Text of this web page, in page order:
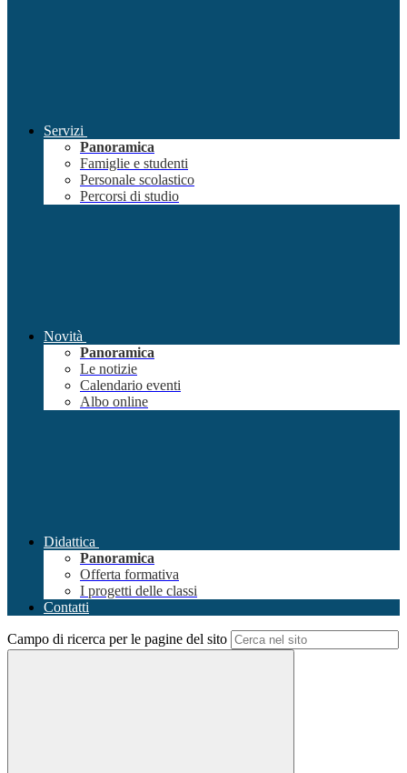
Servizi
Panoramica
Famiglie e studenti
Personale scolastico
Percorsi di studio
Novità
Panoramica
Le notizie
Calendario eventi
Albo online
Didattica
Panoramica
Offerta formativa
I progetti delle classi
Contatti
Campo di ricerca per le pagine del sito